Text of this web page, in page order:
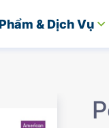
& Dịch Vụ